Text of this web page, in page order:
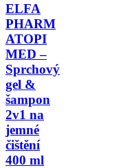
ELFA
PHARM
ATOPI
MED –
Sprchový
gel &
šampon
2v1 na
jemné
čištění
400 ml